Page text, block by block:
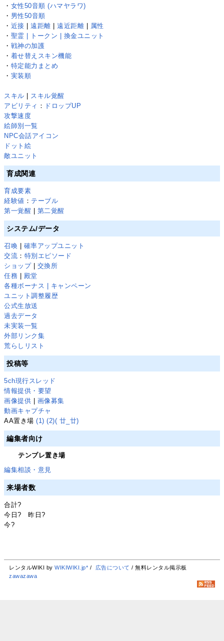
・ 女性50音順 (ハマヤラワ)
・ 男性50音順
・ 近接 |遠距離 |遠近距離 | 属性
・ 聖霊 | トークン | 換金ユニット
・ 戦神の加護
・ 着せ替えスキン機能
・ 特定能力まとめ
・ 実装順
スキル | スキル覚醒
アビリティ ： ドロップUP
攻撃速度
絵師別一覧
NPC会話アイコン
ドット絵
敵ユニット
育成関連
育成要素
経験値 ： テーブル
第一覚醒 | 第二覚醒
システム/データ
召喚
確率アップユニット
交流 ： 特別エピソード
ショップ| 交換所
任務
殿堂
各種ボーナス | キャンペーン
ユニット調整履歴
公式生放送
過去データ
未実装一覧
外部リンク集
荒らしリスト
投稿等
5ch現行スレッド
情報提供・要望
画像提供
画像募集
動画キャプチャ
AA置き場(1) (2)( 廿_廿)
編集者向け
テンプレ置き場
編集相談・意見
来場者数
合計?
今日? 昨日?
今?
レンタルWIKI byWIKIWIKI.jp* / 広告について / 無料レンタル掲示板
zawazawa